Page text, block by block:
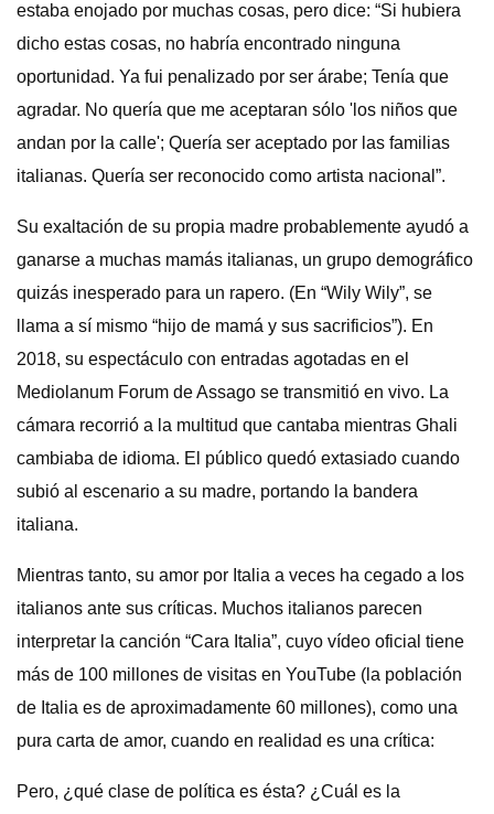
estaba enojado por muchas cosas, pero dice: “Si hubiera
dicho estas cosas, no habría encontrado ninguna
oportunidad. Ya fui penalizado por ser árabe; Tenía que
agradar. No quería que me aceptaran sólo 'los niños que
andan por la calle'; Quería ser aceptado por las familias
italianas. Quería ser reconocido como artista nacional”.
Su exaltación de su propia madre probablemente ayudó a
ganarse a muchas mamás italianas, un grupo demográfico
quizás inesperado para un rapero. (En “Wily Wily”, se
llama a sí mismo “hijo de mamá y sus sacrificios”). En
2018, su espectáculo con entradas agotadas en el
Mediolanum Forum de Assago se transmitió en vivo. La
cámara recorrió a la multitud que cantaba mientras Ghali
cambiaba de idioma. El público quedó extasiado cuando
subió al escenario a su madre, portando la bandera
italiana.
Mientras tanto, su amor por Italia a veces ha cegado a los
italianos ante sus críticas. Muchos italianos parecen
interpretar la canción “Cara Italia”, cuyo vídeo oficial tiene
más de 100 millones de visitas en YouTube (la población
de Italia es de aproximadamente 60 millones), como una
pura carta de amor, cuando en realidad es una crítica:
Pero, ¿qué clase de política es ésta? ¿Cuál es la